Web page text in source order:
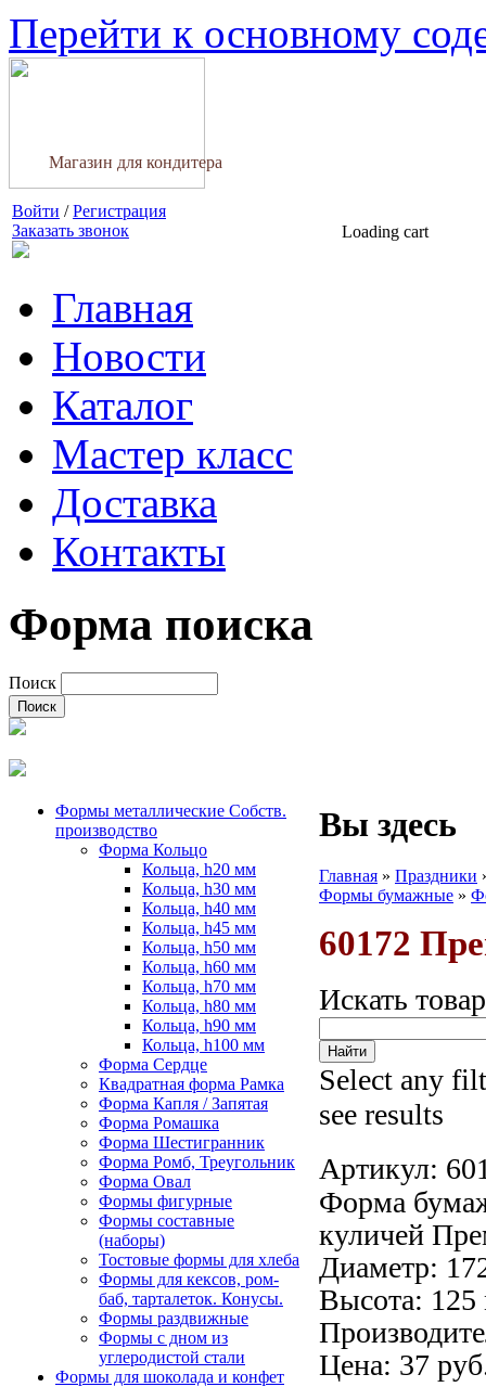
Перейти к основному
Магазин для кондитера
Войти /Регистрация
Заказать звонок
Loading cart
Главная
Новости
Каталог
Мастер класс
Доставка
Контакты
Форма поиска
Поиск
Формы металлические Собств.
производство
Форма Кольцо
Кольца, h20 мм
Кольца, h30 мм
Кольца, h40 мм
Кольца, h45 мм
Кольца, h50 мм
Кольца, h60 мм
Кольца, h70 мм
Кольца, h80 мм
Кольца, h90 мм
Кольца, h100 мм
Форма Сердце
Квадратная форма Рамка
Форма Капля / Запятая
Форма Ромашка
Форма Шестигранник
Форма Ромб, Треугольник
Форма Овал
Формы фигурные
Формы составные
(наборы)
Тостовые формы для хлеба
Формы для кексов, ром-
баб, тарталеток. Конусы.
Формы раздвижные
Формы с дном из
углеродистой стали
Формы для шоколада и конфет
Вы здесь
Главная » Праздники
Формы бумажные »
60172
Искать
Select any
see results
Артикул:
Форма
куличей
Диаметр:
Высота:
Цена: 37